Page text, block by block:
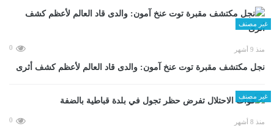
غير مصنف
منذ 9 أشهر 0
نجل مكتشف مقبرة توت عنخ آمون: والدى قاد العالم لأعظم كشف أثرى
غير مصنف
منذ 8 أشهر 0